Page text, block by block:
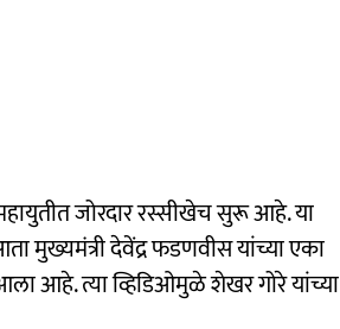
जोरदार रस्सीखेच सुरू आहे. या
मुख्यमंत्री देवेंद्र फडणवीस यांच्या एका
आहे. त्या व्हिडिओमुळे शेखर गोरे यांच्या